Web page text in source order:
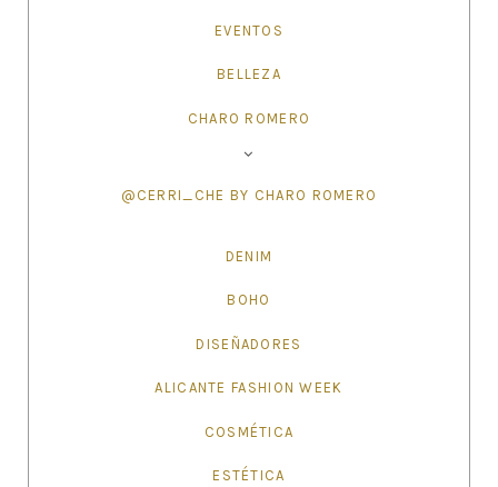
EVENTOS
BELLEZA
CHARO ROMERO
@CERRI_CHE BY CHARO ROMERO
DENIM
BOHO
DISEÑADORES
ALICANTE FASHION WEEK
COSMÉTICA
ESTÉTICA